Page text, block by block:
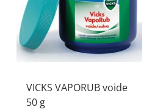
VICKS VAPORUB voide
50 g